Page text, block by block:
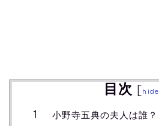
目次 [hide
小野寺五典の夫人は誰？